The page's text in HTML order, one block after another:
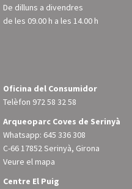
De dilluns a divendres
de les 09.00 h a les 14.00 h
Oficina del Consumidor
Telèfon 972 58 32 58
Arqueoparc Coves de Serinyà
Whatsapp: 645 336 308
C-66 17852 Serinyà, Girona
Veure el mapa
Centre El Puig